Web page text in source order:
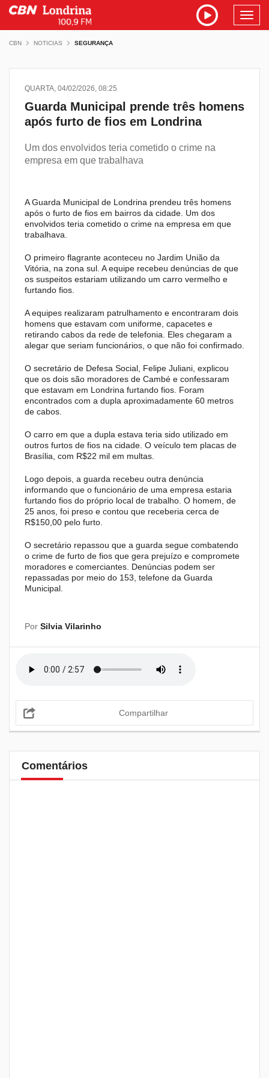
CBN NOTICIAS SEGURANÇA
QUARTA, 04/02/2026, 08:25
Guarda Municipal prende três homens
após furto de fios em Londrina
Um dos envolvidos teria cometido o crime na
empresa em que trabalhava
A Guarda Municipal de Londrina prendeu três homens
após o furto de fios em bairros da cidade. Um dos
envolvidos teria cometido o crime na empresa em que
trabalhava.
O primeiro flagrante aconteceu no Jardim União da
Vitória, na zona sul. A equipe recebeu denúncias de que
os suspeitos estariam utilizando um carro vermelho e
furtando fios.
A equipes realizaram patrulhamento e encontraram dois
homens que estavam com uniforme, capacetes e
retirando cabos da rede de telefonia. Eles chegaram a
alegar que seriam funcionários, o que não foi confirmado.
O secretário de Defesa Social, Felipe Juliani, explicou
que os dois são moradores de Cambé e confessaram
que estavam em Londrina furtando fios. Foram
encontrados com a dupla aproximadamente 60 metros
de cabos.
O carro em que a dupla estava teria sido utilizado em
outros furtos de fios na cidade. O veículo tem placas de
Brasília, com R$22 mil em multas.
Logo depois, a guarda recebeu outra denúncia
informando que o funcionário de uma empresa estaria
furtando fios do próprio local de trabalho. O homem, de
25 anos, foi preso e contou que receberia cerca de
R$150,00 pelo furto.
O secretário repassou que a guarda segue combatendo
o crime de furto de fios que gera prejuízo e compromete
moradores e comerciantes. Denúncias podem ser
repassadas por meio do 153, telefone da Guarda
Municipal.
Por Silvia Vilarinho
Compartilhar
Comentários